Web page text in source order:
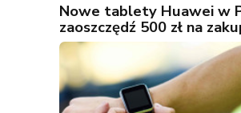
Nowe tablety Huawei w
zaoszczędź 500 zł na